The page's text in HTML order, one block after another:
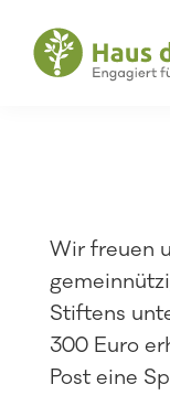
Hauptnavigation
springen
Inhalt
springen
Fußzeile
springen
Wir freuen
Stiftens
300 Euro
Post eine